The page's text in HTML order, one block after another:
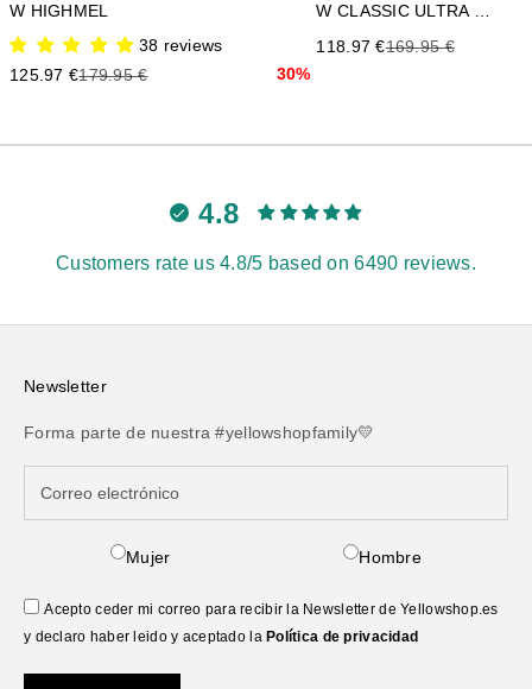
W HIGHMEL
38 reviews
Precio de oferta
125.97 €Precio anterior
179.95 € 30%
W CLASSIC ULTRA MINI
Precio de oferta
118.97 €Precio anterior
169.95 €
4.8
Customers rate us 4.8/5 based on 6490 reviews.
Newsletter
Forma parte de nuestra #yellowshopfamily💛
Mujer Hombre
Acepto ceder mi correo para recibir la Newsletter de Yellowshop.es
y declaro haber leido y aceptado la Política de privacidad